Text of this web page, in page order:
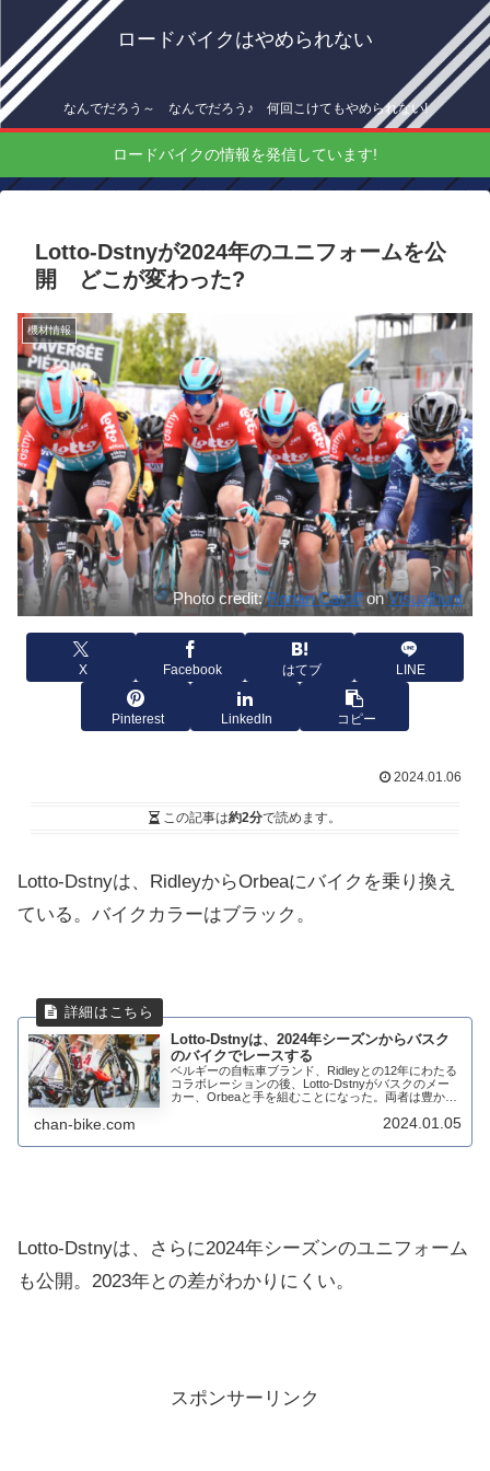
ロードバイクはやめられない
なんでだろう～ なんでだろう♪ 何回こけてもやめられない!
ロードバイクの情報を発信しています!
Lotto-Dstnyが2024年のユニフォームを公
開 どこが変わった?
機材情報
Photo credit:Ronan CaroffonVisualhunt
X Facebook はてブ LINE
Pinterest LinkedIn コピー
2024.01.06
この記事は約2分で読めます。
Lotto-Dstnyは、RidleyからOrbeaにバイクを乗り換え
ている。バイクカラーはブラック。
Lotto-Dstnyは、2024年シーズンからバスク
のバイクでレースする
ベルギーの自転車ブランド、Ridleyとの12年にわたる
コラボレーションの後、Lotto-Dstnyがバスクのメー
カー、Orbeaと手を組むことになった。両者は豊かな
chan-bike.com 2024.01.05
Lotto-Dstnyは、さらに2024年シーズンのユニフォーム
も公開。2023年との差がわかりにくい。
スポンサーリンク